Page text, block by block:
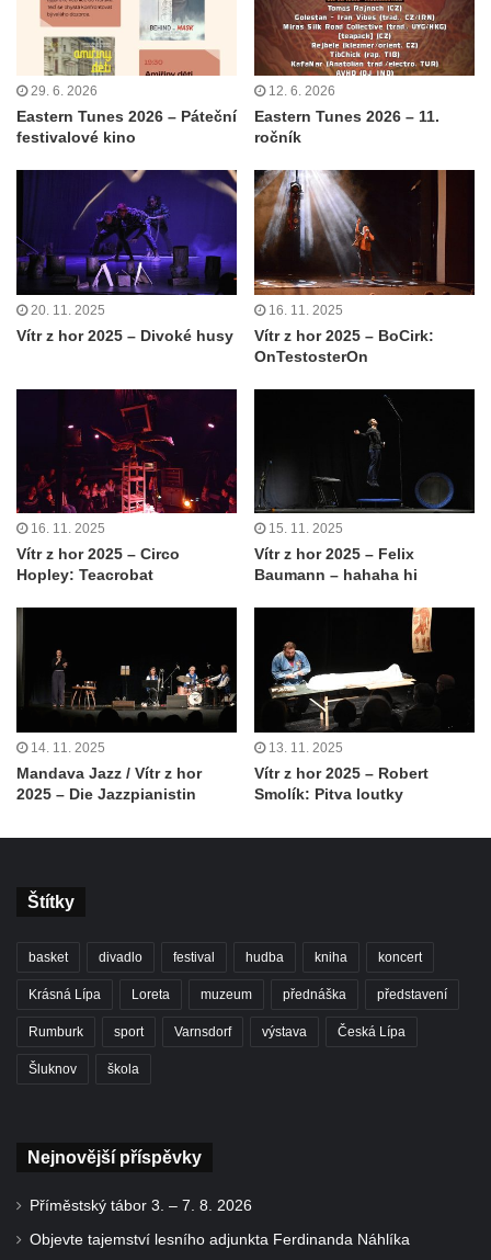
29. 6. 2026
Eastern Tunes 2026 – Páteční
festivalové kino
12. 6. 2026
Eastern Tunes 2026 – 11.
ročník
20. 11. 2025
Vítr z hor 2025 – Divoké husy
16. 11. 2025
Vítr z hor 2025 – BoCirk:
OnTestosterOn
16. 11. 2025
Vítr z hor 2025 – Circo
Hopley: Teacrobat
15. 11. 2025
Vítr z hor 2025 – Felix
Baumann – hahaha hi
14. 11. 2025
Mandava Jazz / Vítr z hor
2025 – Die Jazzpianistin
13. 11. 2025
Vítr z hor 2025 – Robert
Smolík: Pitva loutky
Štítky
basket divadlo festival hudba kniha koncert
Krásná Lípa Loreta muzeum přednáška představení
Rumburk sport Varnsdorf výstava Česká Lípa
Šluknov škola
Nejnovější příspěvky
Příměstský tábor 3. – 7. 8. 2026
Objevte tajemství lesního adjunkta Ferdinanda Náhlíka